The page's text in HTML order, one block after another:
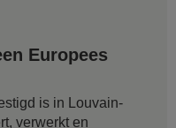
Europees
is in Louvain-
verwerkt en